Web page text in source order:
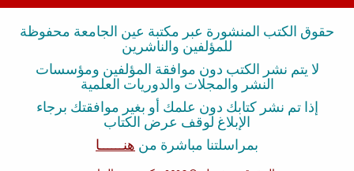
حقوق الكتب المنشورة عبر مكتبة عين الجامعة محفوظة
للمؤلفين والناشرين
لا يتم نشر الكتب دون موافقة المؤلفين ومؤسسات
النشر والمجلات والدوريات العلمية
إذا تم نشر كتابك دون علمك أو بغير موافقتك برجاء
الإبلاغ لوقف عرض الكتاب
بمراسلتنا مباشرة من هنــــــا